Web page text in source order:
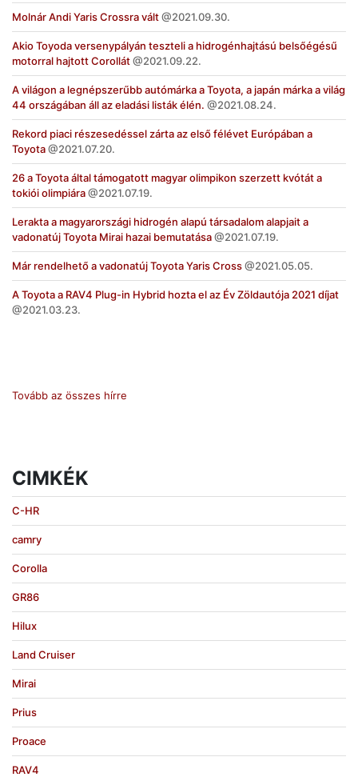
Molnár Andi Yaris Crossra vált 2021.09.30.
Akio Toyoda versenypályán teszteli a hidrogénhajtású belsőégésű
motorral hajtott Corollát
2021.09.22.
A világon a legnépszerűbb autómárka a Toyota, a japán márka a világ
44 országában áll az eladási listák élén.
2021.08.24.
Rekord piaci részesedéssel zárta az első félévet Európában a
Toyota
2021.07.20.
26 a Toyota által támogatott magyar olimpikon szerzett kvótát a
tokiói olimpiára
2021.07.19.
Lerakta a magyarországi hidrogén alapú társadalom alapjait a
vadonatúj Toyota Mirai hazai bemutatása
2021.07.19.
Már rendelhető a vadonatúj Toyota Yaris Cross 2021.05.05.
A Toyota a RAV4 Plug-in Hybrid hozta el az Év Zöldautója 2021 díjat
2021.03.23.
Tovább az összes hírre
CIMKÉK
C-HR
camry
Corolla
GR86
Hilux
Land Cruiser
Mirai
Prius
Proace
RAV4